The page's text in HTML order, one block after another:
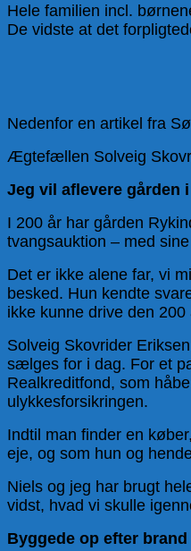
Hele familien incl.
De vidste at det
Nedenfor en artikel fra
Ægtefællen Solveig
Jeg vil aflevere gården
I 200 år har gården
tvangsauktion – med
Det er ikke alene far, vi
besked. Hun kendte
ikke kunne drive den
Solveig Skovrider
sælges for i dag. For et
Realkreditfond, som
ulykkesforsikringen.
Indtil man finder en
eje, og som hun og
Niels og jeg har brugt
vidst, hvad vi skulle
Byggede op efter brand